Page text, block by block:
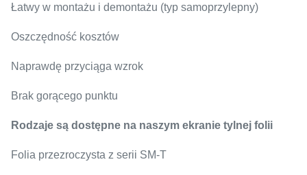
Łatwy w montażu i demontażu (typ samoprzylepny)
Oszczędność kosztów
Naprawdę przyciąga wzrok
Brak gorącego punktu
Rodzaje są dostępne na naszym ekranie tylnej folii
Folia przezroczysta z serii SM-T